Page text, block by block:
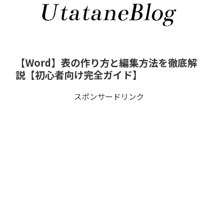
【Word】表の作り方と編集方法を徹底解
説【初心者向け完全ガイド】
スポンサードリンク